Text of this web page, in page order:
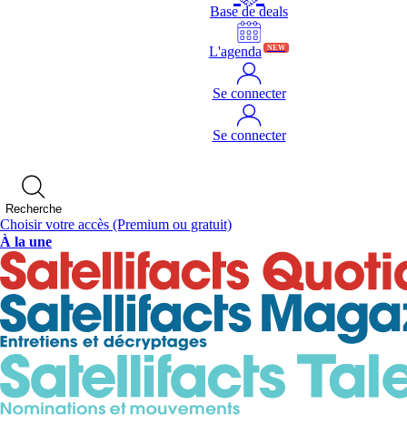
Base de deals
L'agenda NEW
Se connecter
Se connecter
Recherche
Choisir votre accès (Premium ou gratuit)
À la une